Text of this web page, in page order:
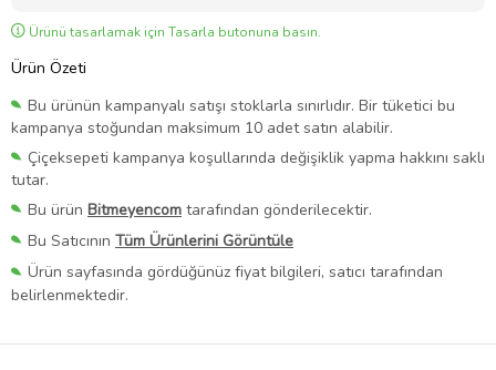
Ürünü tasarlamak için Tasarla butonuna basın.
Ürün Özeti
Bu ürünün kampanyalı satışı stoklarla sınırlıdır. Bir tüketici bu
kampanya stoğundan maksimum 10 adet satın alabilir.
Çiçeksepeti kampanya koşullarında değişiklik yapma hakkını saklı
tutar.
Bu ürün Bitmeyencom tarafından gönderilecektir.
Bu Satıcının Tüm Ürünlerini Görüntüle
Ürün sayfasında gördüğünüz fiyat bilgileri, satıcı tarafından
belirlenmektedir.